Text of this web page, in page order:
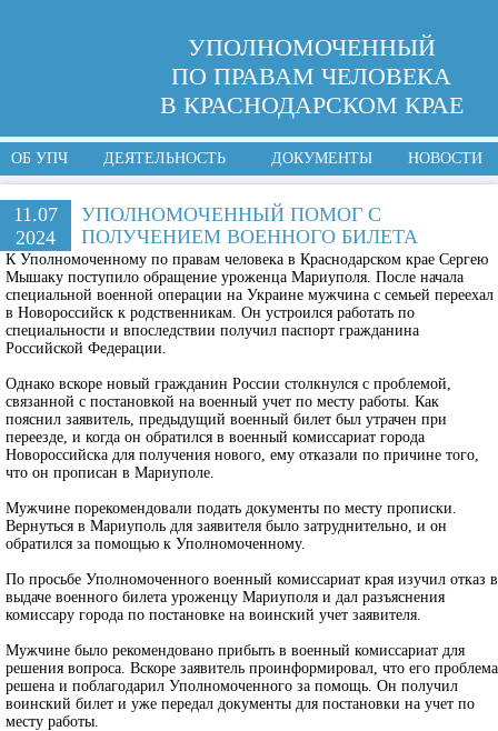
УПОЛНОМОЧЕННЫЙ
ПО ПРАВАМ ЧЕЛОВЕКА
В КРАСНОДАРСКОМ КРАЕ
ОБ УПЧ ДЕЯТЕЛЬНОСТЬ ДОКУМЕНТЫ НОВОСТИ
11.07
2024
УПОЛНОМОЧЕННЫЙ ПОМОГ С
ПОЛУЧЕНИЕМ ВОЕННОГО БИЛЕТА
К Уполномоченному по правам человека в Краснодарском крае Сергею
Мышаку поступило обращение уроженца Мариуполя. После начала
специальной военной операции на Украине мужчина с семьей переехал
в Новороссийск к родственникам. Он устроился работать по
специальности и впоследствии получил паспорт гражданина
Российской Федерации.
Однако вскоре новый гражданин России столкнулся с проблемой,
связанной с постановкой на военный учет по месту работы. Как
пояснил заявитель, предыдущий военный билет был утрачен при
переезде, и когда он обратился в военный комиссариат города
Новороссийска для получения нового, ему отказали по причине того,
что он прописан в Мариуполе.
Мужчине порекомендовали подать документы по месту прописки.
Вернуться в Мариуполь для заявителя было затруднительно, и он
обратился за помощью к Уполномоченному.
По просьбе Уполномоченного военный комиссариат края изучил отказ в
выдаче военного билета уроженцу Мариуполя и дал разъяснения
комиссару города по постановке на воинский учет заявителя.
Мужчине было рекомендовано прибыть в военный комиссариат для
решения вопроса. Вскоре заявитель проинформировал, что его проблема
решена и поблагодарил Уполномоченного за помощь. Он получил
воинский билет и уже передал документы для постановки на учет по
месту работы.